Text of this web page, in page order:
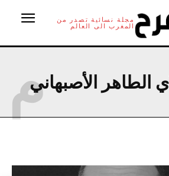
مجلة نسائية تصدر من
المغرب الى العالم
الطاهر الأصبهانيم